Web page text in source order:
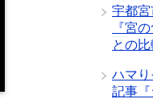
宇都
『宮
との比
ハマ
記事